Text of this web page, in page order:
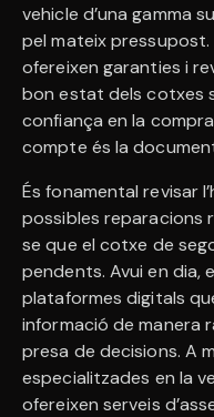
vehicle d’una gamma
pel mateix
ofereixen garanties i
bon estat dels cotxes
confiança en la
compte és la
És fonamental revisar
possibles reparacions
se que el cotxe de
pendents. Avui en dia,
plataformes digitals
informació de manera
presa de decisions. A
especialitzades en la
ofereixen serveis